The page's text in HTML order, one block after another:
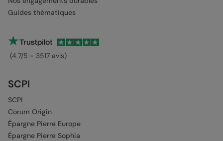
Guides thématiques
(4.7/5 - 3517 avis)
SCPI
SCPI
Corum Origin
Épargne Pierre Europe
Épargne Pierre Sophia